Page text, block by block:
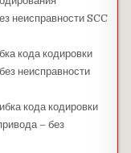
неисправности SCC
кода кодировки
неисправности
кода кодировки
– без